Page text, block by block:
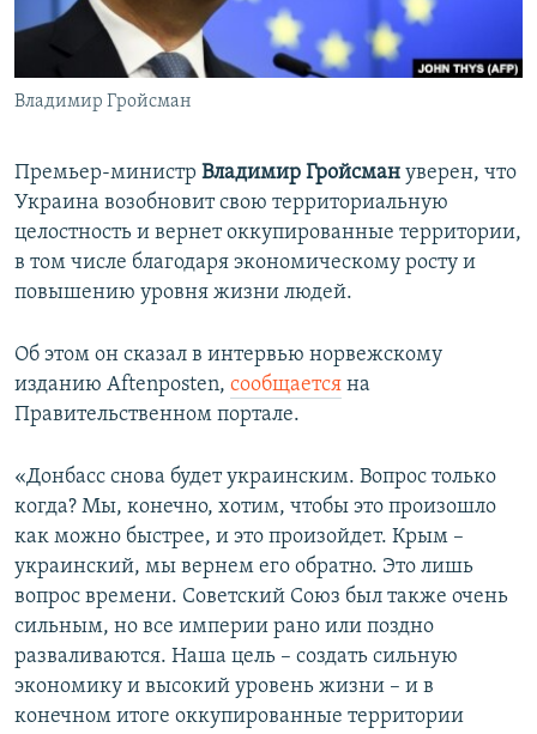
ПОБЕДИТЕЛЕЙ НЕ СУДЯТ?
КРЫМ.НЕПОКОРЕННЫЙ
ELIFBE
ПРИСОЕДИНЯЙТЕСЬ!
Все сайты RFE/RL
Владимир Гройсман
Премьер-министр Владимир Гройсман уверен, что
Украина возобновит свою территориальную
целостность и вернет оккупированные территории,
в том числе благодаря экономическому росту и
повышению уровня жизни людей.
Об этом он сказал в интервью норвежскому
изданию Aftenposten, сообщается на
Правительственном портале.
«Донбасс снова будет украинским. Вопрос только
когда? Мы, конечно, хотим, чтобы это произошло
как можно быстрее, и это произойдет. Крым –
украинский, мы вернем его обратно. Это лишь
вопрос времени. Советский Союз был также очень
сильным, но все империи рано или поздно
разваливаются. Наша цель – создать сильную
экономику и высокий уровень жизни – и в
конечном итоге оккупированные территории